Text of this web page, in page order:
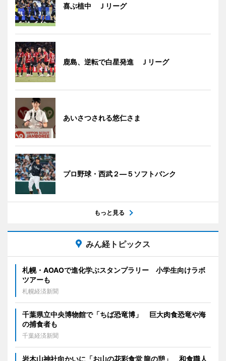
喜ぶ植中 Ｊリーグ
鹿島、逆転で白星発進 Ｊリーグ
あいさつされる悠仁さま
プロ野球・西武２―５ソフトバンク
もっと見る
みん経トピックス
札幌・AOAOで進化学ぶスタンプラリー 小学生向けラボ
ツアーも
札幌経済新聞
千葉県立中央博物館で「ちば恐竜博」 巨大肉食恐竜や海
の捕食者も
千葉経済新聞
岩木山神社向かいに「お山の花彩食堂 龍の憩」 和食職人